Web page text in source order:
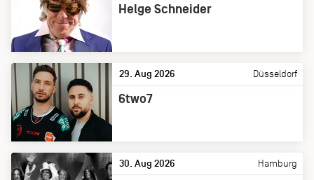
Helge Schneider
Düsseldorf
29. Aug 2026
6two7
Hamburg
30. Aug 2026